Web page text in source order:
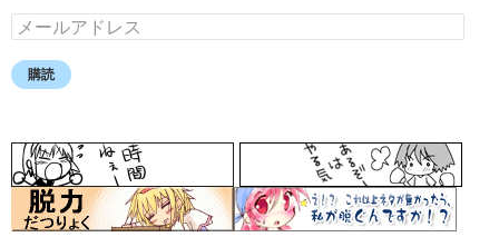
メ
ー
ル
ア
ス
購読